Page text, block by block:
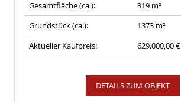
Gesamtfläche (ca.):
319 m²
Grundstück (ca.):
1373 m²
Aktueller Kaufpreis:
629.000,00 €
DETAILS ZUM OBJEKT